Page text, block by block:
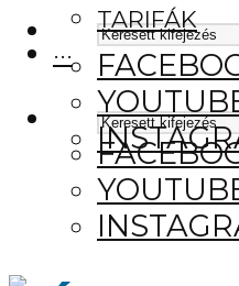
TARIFÁK
···